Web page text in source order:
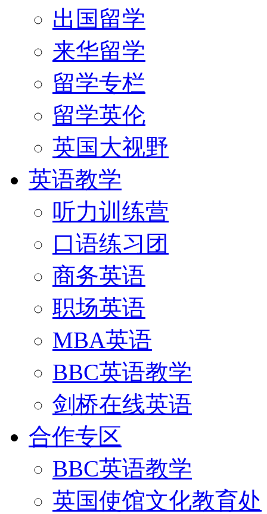
出国留学
来华留学
留学专栏
留学英伦
英国大视野
英语教学
听力训练营
口语练习团
商务英语
职场英语
MBA英语
BBC英语教学
剑桥在线英语
合作专区
BBC英语教学
英国使馆文化教育处